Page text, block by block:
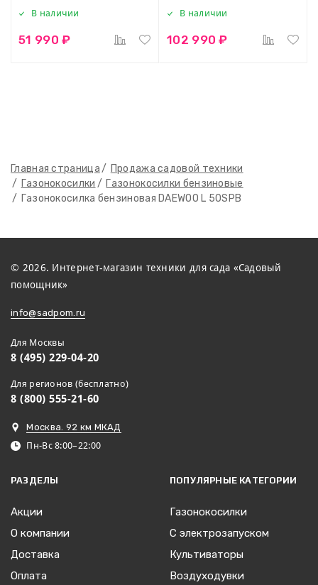
Главная страница
Продажа садовой техники
Газонокосилки
Газонокосилки бензиновые
Газонокосилка бензиновая DAEWOO L 50SPB
В наличии
51 990 ₽
В наличии
102 990 ₽
© 2026. Интернет-магазин техники для сада «Садовый
помощник»
info@sadpom.ru
Для Москвы
8 (495) 229-04-20
Для регионов (бесплатно)
8 (800) 555-21-60
Москва. 92 км МКАД
Пн-Вс 8:00–22:00
РАЗДЕЛЫ
Акции
О компании
Доставка
Оплата
ПОПУЛЯРНЫЕ КАТЕГОРИИ
Газонокосилки
С электрозапуском
Культиваторы
Воздуходувки